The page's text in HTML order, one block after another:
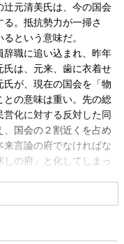
元清美氏は、今の国会
。抵抗勢力が一掃さ
という意味だ。
職に追い込まれ、昨年
氏は、元来、歯に衣着せ
が、現在の国会を「物
との意味は重い。先の総
化に対する反対した同
国会の２割近くを占め
来言論の府でなければな
しの府」と化してしまっ
も、国民投票法案と呼
る条項を法案の中に忍ば
に異議を唱える議員も
摘することもない。